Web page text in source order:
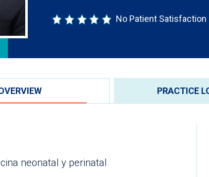
No Patient Satisfaction
PRACTICE
neonatal y perinatal